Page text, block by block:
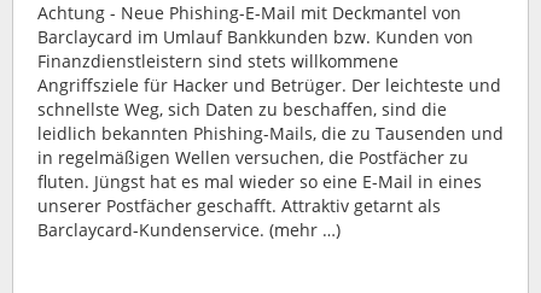
Achtung - Neue Phishing-E-Mail mit Deckmantel von
Barclaycard im Umlauf Bankkunden bzw. Kunden von
Finanzdienstleistern sind stets willkommene
Angriffsziele für Hacker und Betrüger. Der leichteste und
schnellste Weg, sich Daten zu beschaffen, sind die
leidlich bekannten Phishing-Mails, die zu Tausenden und
in regelmäßigen Wellen versuchen, die Postfächer zu
fluten. Jüngst hat es mal wieder so eine E-Mail in eines
unserer Postfächer geschafft. Attraktiv getarnt als
Barclaycard-Kundenservice. (mehr …)